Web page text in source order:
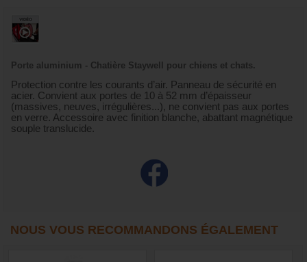
Porte aluminium - Chatière Staywell pour chiens et chats.
Protection contre les courants d’air. Panneau de sécurité en
acier. Convient aux portes de 10 à 52 mm d’épaisseur
(massives, neuves, irrégulières...), ne convient pas aux portes
en verre. Accessoire avec finition blanche, abattant magnétique
souple translucide.
NOUS VOUS RECOMMANDONS ÉGALEMENT